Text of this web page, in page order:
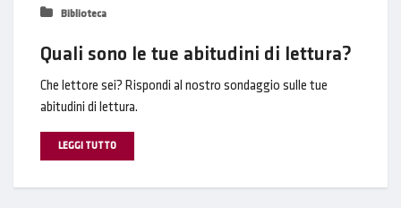
Biblioteca
Quali sono le tue abitudini di lettura?
Che lettore sei? Rispondi al nostro sondaggio sulle tue
abitudini di lettura.
LEGGI TUTTO